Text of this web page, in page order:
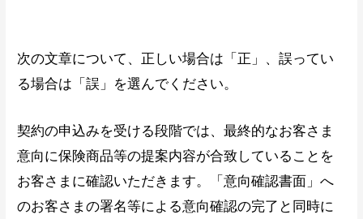
次の文章について、正しい場合は「正」、誤ってい
る場合は「誤」を選んでください。
契約の申込みを受ける段階では、最終的なお客さま
意向に保険商品等の提案内容が合致していることを
お客さまに確認いただきます。「意向確認書面」へ
のお客さまの署名等による意向確認の完了と同時に